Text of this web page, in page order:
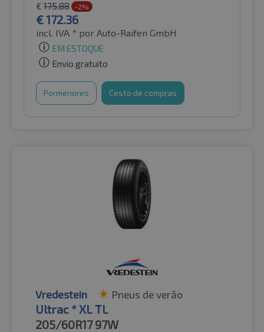
€ 175.88 -2%
€172.36
incl. IVA * por Auto-Raifen GmbH
EM ESTOQUE
Envio gratuito
Pormenores Cesto de compras
Vredestein Pneus de verão
Ultrac * XL TL
205/60R17 97W